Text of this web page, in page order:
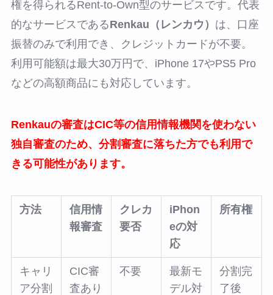
権を得られるRent-to-Own型のサービスです。代表
的なサービスであるRenkau（レンカウ） は、口座
振替のみで利用でき、クレジットカードが不要。
利用可能額は最大30万円で、iPhone 17やPS5 Pro
などの高額商品にも対応しています。
Renkauの審査はCIC等の信用情報機関を使わない
独自審査のため、分割審査に落ちた方でも利用で
きる可能性があります。
方法
信用情
報審査
クレカ
要否
iPhon
eの対
応
所有権
キャリ
ア分割
CIC審
査あり
不要
最新モ
デル対
分割完
了後